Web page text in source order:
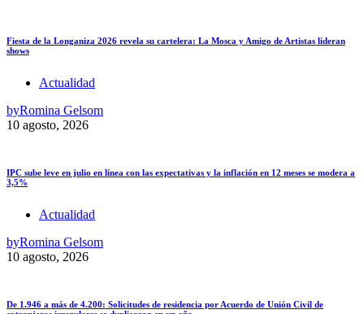
Fiesta de la Longaniza 2026 revela su cartelera: La Mosca y Amigo de Artistas lideran
shows
Actualidad
byRomina Gelsom
10 agosto, 2026
IPC sube leve en julio en línea con las expectativas y la inflación en 12 meses se modera a
3,5%
Actualidad
byRomina Gelsom
10 agosto, 2026
De 1.946 a más de 4.200: Solicitudes de residencia por Acuerdo de Unión Civil de